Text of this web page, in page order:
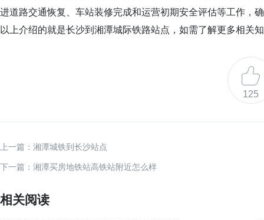
进道路交通恢复、车站装修完成和运营初期安全评估等工作，
以上介绍的就是长沙到湘潭城际铁路站点，如需了解更多相关
125
上一篇：湘潭城铁到长沙站点
下一篇：湘潭买房地铁站高铁站附近怎么样
相关阅读